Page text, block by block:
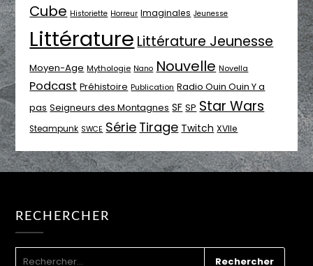
Cube Historiette Horreur Imaginales Jeunesse
Littérature Littérature Jeunesse
Moyen-Age Mythologie Nano Nouvelle Novella
Podcast Préhistoire Publication Radio Ouin Ouin Y a
pas Seigneurs des Montagnes SF SP Star Wars
Steampunk SWCE Série Tirage Twitch XVIIe
RECHERCHER